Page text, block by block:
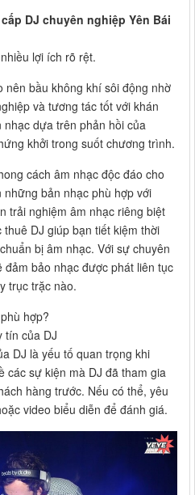
DJ chuyên nghiệp Yên Bái
lợi ích rõ rệt.
bầu không khí sôi động nhờ
và tương tác tốt với khán
dựa trên phản hồi của
khởi trong suốt chương trình.
cách âm nhạc độc đáo cho
bản nhạc phù hợp với
trải nghiệm âm nhạc riêng biệt
DJ giúp bạn tiết kiệm thời
bị âm nhạc. Với sự chuyên
đảm bảo nhạc được phát liên tục
trục trặc nào.
hợp?
tín của DJ
DJ là yếu tố quan trọng khi
các sự kiện mà DJ đã tham gia
hàng trước. Nếu có thể, yêu
video biểu diễn để đánh giá.